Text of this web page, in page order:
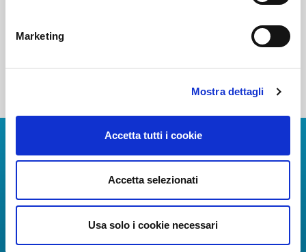
Marketing
Mostra dettagli
Accetta tutti i cookie
Accetta selezionati
Usa solo i cookie necessari
Scarica App
La Guida dei Servizi dell'Aeroporto Internazionale di
Informazioni in tempo reale sui voli, tutti i servizi e i
numeri utili per rendere la tua esperienza
all'Aeroporto di Napoli ancora più coinvolgente e